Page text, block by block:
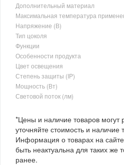
Дополнительный материал
Максимальная температура
Напряжение (В)
Тип цоколя
Функции
Особенности продукта
Цвет освещения
Степень защиты (IP)
Мощность (Вт)
Световой поток (лм)
*Цены и наличие товаров могут
уточняйте стоимость и
Информация о товарах на
быть неактуальна для таких же
ранее.